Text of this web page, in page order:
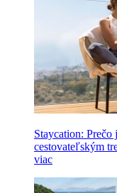
Staycation: Prečo
cestovateľským
viac